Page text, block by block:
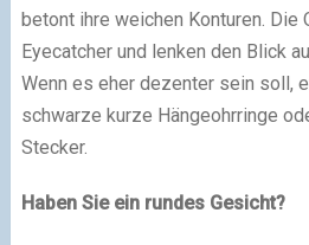
betont ihre weichen Konturen. Die
Eyecatcher und lenken den Blick
Wenn es eher dezenter sein soll,
schwarze kurze Hängeohrringe
Stecker.
Haben Sie ein rundes Gesicht?